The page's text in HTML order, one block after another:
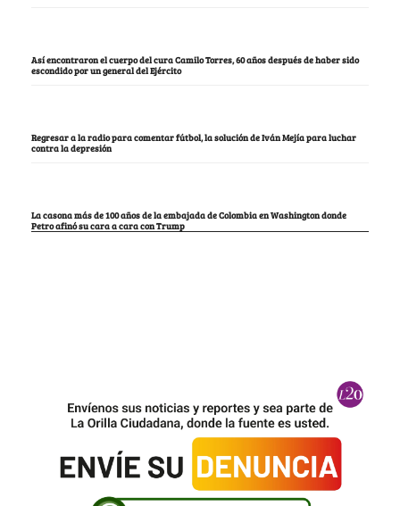
Así encontraron el cuerpo del cura Camilo Torres, 60 años después de haber sido
escondido por un general del Ejército
Regresar a la radio para comentar fútbol, la solución de Iván Mejía para luchar
contra la depresión
La casona más de 100 años de la embajada de Colombia en Washington donde
Petro afinó su cara a cara con Trump